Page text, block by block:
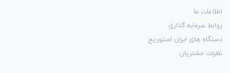
اطلاعات ما
روابط سرمایه گذاری
دستگاه های ایران استوریج
نظرات مشتریان